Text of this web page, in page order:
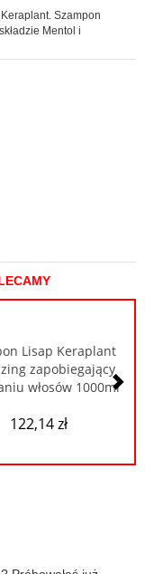
Szampon
Mentol i
Lisap Keraplant
zapobiegający
włosów 1000ml
122,14 zł